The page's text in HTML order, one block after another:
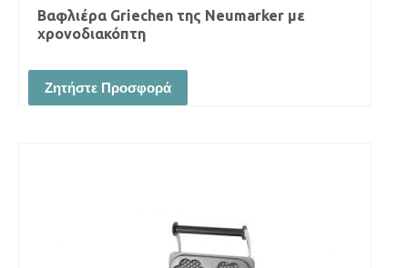
Βαφλιέρα Griechen της Neumarker με
χρονοδιακόπτη
Ζητήστε Προσφορά